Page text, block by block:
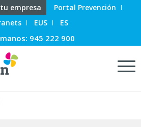
empresa
Portal Prevención
EUS ES
945 222 900